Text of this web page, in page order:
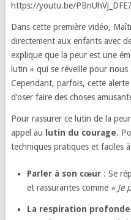
https://youtu.be/
Dans cette première vidéo,
directement aux enfants avec
explique que la peur est une
lutin » qui se réveille pour
Cependant, parfois, cette
d’oser faire des choses
Pour rassurer ce lutin de la
appel au
lutin du courage.
techniques pratiques et faciles
Parler à son cœur : Se
et rassurantes comme « Je
La respiration profonde